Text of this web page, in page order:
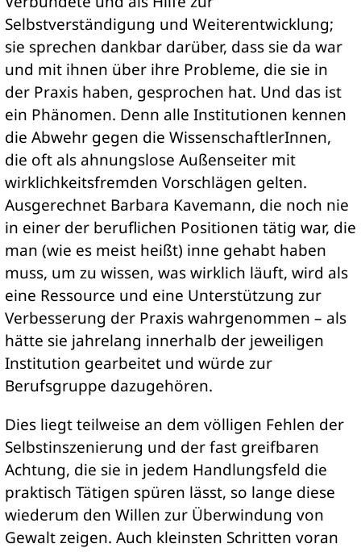
Selbstverständigung und Weiterentwicklung;
sie sprechen dankbar darüber, dass sie da war
und mit ihnen über ihre Probleme, die sie in
der Praxis haben, gesprochen hat. Und das ist
ein Phänomen. Denn alle Institutionen kennen
die Abwehr gegen die WissenschaftlerInnen,
die oft als ahnungslose Außenseiter mit
wirklichkeitsfremden Vorschlägen gelten.
Ausgerechnet Barbara Kavemann, die noch nie
in einer der beruflichen Positionen tätig war, die
man (wie es meist heißt) inne gehabt haben
muss, um zu wissen, was wirklich läuft, wird als
eine Ressource und eine Unterstützung zur
Verbesserung der Praxis wahrgenommen – als
hätte sie jahrelang innerhalb der jeweiligen
Institution gearbeitet und würde zur
Berufsgruppe dazugehören.
Dies liegt teilweise an dem völligen Fehlen der
Selbstinszenierung und der fast greifbaren
Achtung, die sie in jedem Handlungsfeld die
praktisch Tätigen spüren lässt, so lange diese
wiederum den Willen zur Überwindung von
Gewalt zeigen. Auch kleinsten Schritten voran